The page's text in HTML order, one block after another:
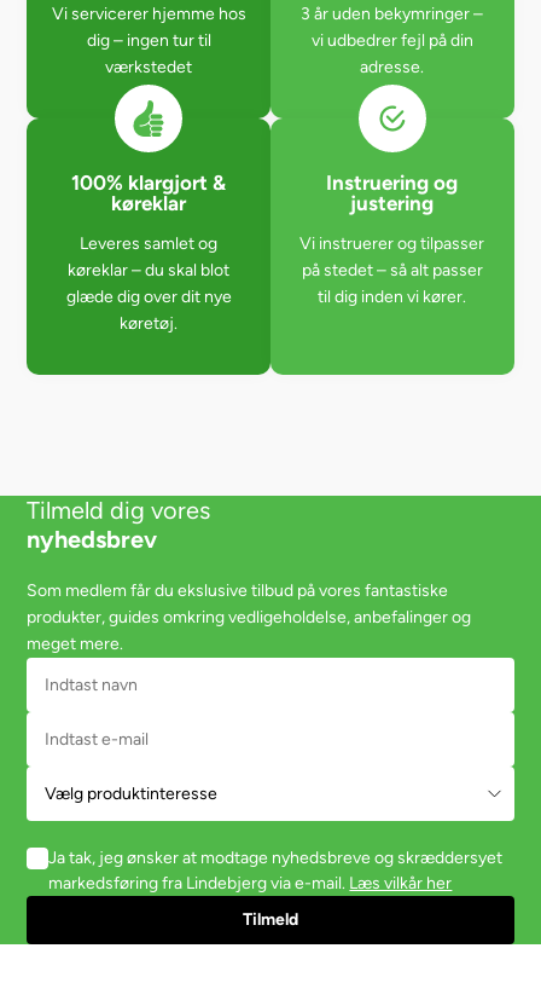
Vi servicerer hjemme hos
dig – ingen tur til
værkstedet
3 år uden bekymringer –
vi udbedrer fejl på din
adresse.
100% klargjort &
køreklar
Leveres samlet og
køreklar – du skal blot
glæde dig over dit nye
køretøj.
Instruering og
justering
Vi instruerer og tilpasser
på stedet – så alt passer
til dig inden vi kører.
Tilmeld dig vores
nyhedsbrev
Som medlem får du ekslusive tilbud på vores fantastiske
produkter, guides omkring vedligeholdelse, anbefalinger og
meget mere.
Ja tak, jeg ønsker at modtage nyhedsbreve og skræddersyet
markedsføring fra Lindebjerg via e-mail. Læs vilkår her